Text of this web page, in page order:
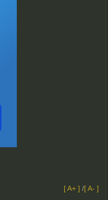
[ A+ ] /[ A- ]